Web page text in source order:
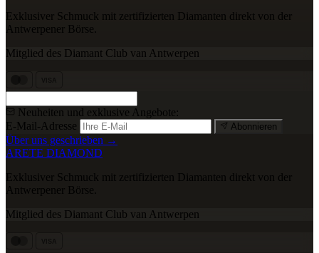
Exklusiver Schmuck mit zertifizierten Diamanten direkt von der
Antwerpener Börse.
Mitglied des Diamant Club van Antwerpen
Neuheiten und exklusive Angebote:
E-Mail-Adresse
Abonnieren
Über uns geschrieben →
ARETE DIAMOND
Exklusiver Schmuck mit zertifizierten Diamanten direkt von der
Antwerpener Börse.
Mitglied des Diamant Club van Antwerpen